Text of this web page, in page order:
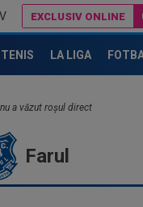
EXCLUSIV ONLINE
TENIS LA LIGA
a văzut roșul direct
Farul